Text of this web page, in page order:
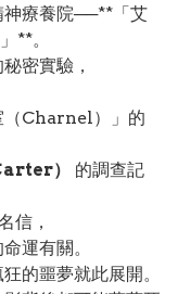
神療養院──**「艾
**。
密實驗，
（Charnel）」的
）
的調查記
信，
運有關。
的噩夢就此展開。